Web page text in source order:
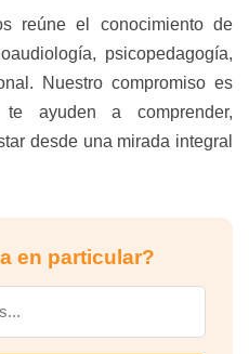
reúne el conocimiento de
psicopedagogía,
Nuestro compromiso es
ayuden a comprender,
desde una mirada integral
en particular?